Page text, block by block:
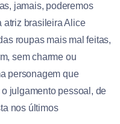
jamais, poderemos
atriz brasileira Alice
roupas mais mal feitas,
sem charme ou
personagem que
julgamento pessoal, de
nos últimos